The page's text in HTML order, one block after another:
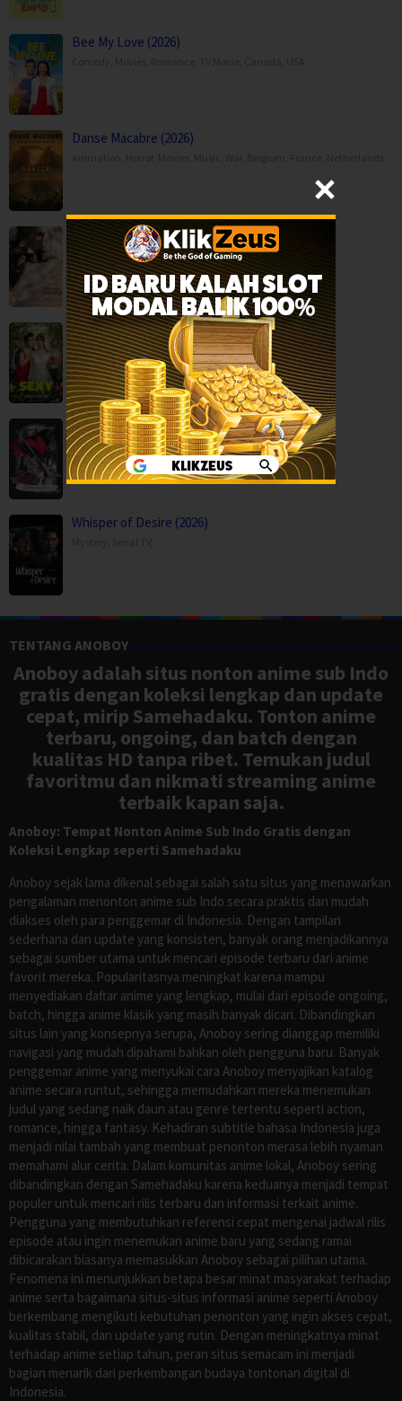
Bee My Love (2026)
Danse Macabre (2026)
Moda Kavida Vaatavarana (2026)
Drama,Movies,Romance,Science Fiction,
Still Sexy (2026)
Comedy,Romance,Serial TV,Italy
THE RIBBON HERO (2026)
Action,Animation,Drama,Fantasy,Movies,Japan
Whisper of Desire (2026)
TENTANG ANOBOY
Anoboy adalah situs nonton anime sub Indo
gratis dengan koleksi lengkap dan update
cepat, mirip Samehadaku. Tonton anime
terbaru, ongoing, dan batch dengan
kualitas HD tanpa ribet. Temukan judul
favoritmu dan nikmati streaming anime
terbaik kapan saja.
Anoboy: Tempat Nonton Anime Sub Indo Gratis dengan
Koleksi Lengkap seperti Samehadaku
Anoboy sejak lama dikenal sebagai salah satu situs yang menawarkan
pengalaman menonton anime sub Indo secara praktis dan mudah
diakses oleh para penggemar di Indonesia. Dengan tampilan
sederhana dan update yang konsisten, banyak orang menjadikannya
sebagai sumber utama untuk mencari episode terbaru dari anime
favorit mereka. Popularitasnya meningkat karena mampu
menyediakan daftar anime yang lengkap, mulai dari episode ongoing,
batch, hingga anime klasik yang masih banyak dicari. Dibandingkan
situs lain yang konsepnya serupa, Anoboy sering dianggap memiliki
navigasi yang mudah dipahami bahkan oleh pengguna baru. Banyak
penggemar anime yang menyukai cara Anoboy menyajikan katalog
anime secara runtut, sehingga memudahkan mereka menemukan
judul yang sedang naik daun atau genre tertentu seperti action,
romance, hingga fantasy. Kehadiran subtitle bahasa Indonesia juga
menjadi nilai tambah yang membuat penonton merasa lebih nyaman
memahami alur cerita. Dalam komunitas anime lokal, Anoboy sering
dibandingkan dengan Samehadaku karena keduanya menjadi tempat
populer untuk mencari rilis terbaru dan informasi terkait anime.
Pengguna yang membutuhkan referensi cepat mengenai jadwal rilis
episode atau ingin menemukan anime baru yang sedang ramai
dibicarakan biasanya memasukkan Anoboy sebagai pilihan utama.
Fenomena ini menunjukkan betapa besar minat masyarakat terhadap
anime serta bagaimana situs-situs informasi anime seperti Anoboy
berkembang mengikuti kebutuhan penonton yang ingin akses cepat,
kualitas stabil, dan update yang rutin. Dengan meningkatnya minat
terhadap anime setiap tahun, peran situs semacam ini menjadi
bagian menarik dari perkembangan budaya tontonan digital di
Indonesia.